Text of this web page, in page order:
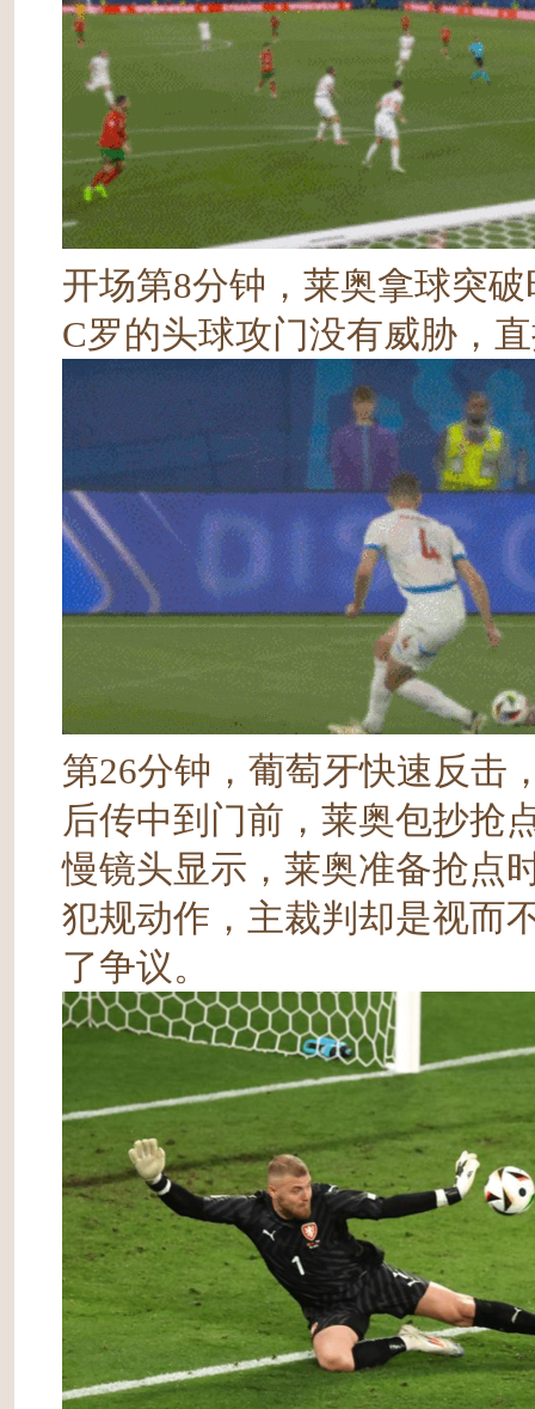
开场第8分钟，莱奥拿球突
C罗的头球攻门没有威胁，
第26分钟，葡萄牙快速反击
后传中到门前，莱奥包抄抢
慢镜头显示，莱奥准备抢点
犯规动作，主裁判却是视而
了争议。